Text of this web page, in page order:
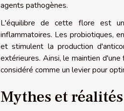
agents pathogènes.
L'équilibre de cette flore est
inflammatoires. Les probiotiques,
et stimulent la production
extérieures. Ainsi, le maintien
considéré comme un levier pour
Mythes et